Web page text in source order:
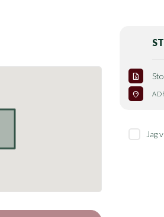
request_quote
location_on
Jag